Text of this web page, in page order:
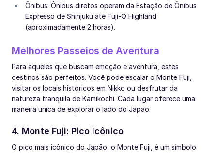
Ônibus: Ônibus diretos operam da Estação de Ônibus
Expresso de Shinjuku até Fuji-Q Highland
(aproximadamente 2 horas).
Melhores Passeios de Aventura
Para aqueles que buscam emoção e aventura, estes
destinos são perfeitos. Você pode escalar o Monte Fuji,
visitar os locais históricos em Nikko ou desfrutar da
natureza tranquila de Kamikochi. Cada lugar oferece uma
maneira única de explorar o lado do Japão.
4. Monte Fuji: Pico Icônico
O pico mais icônico do Japão, o Monte Fuji, é um símbolo